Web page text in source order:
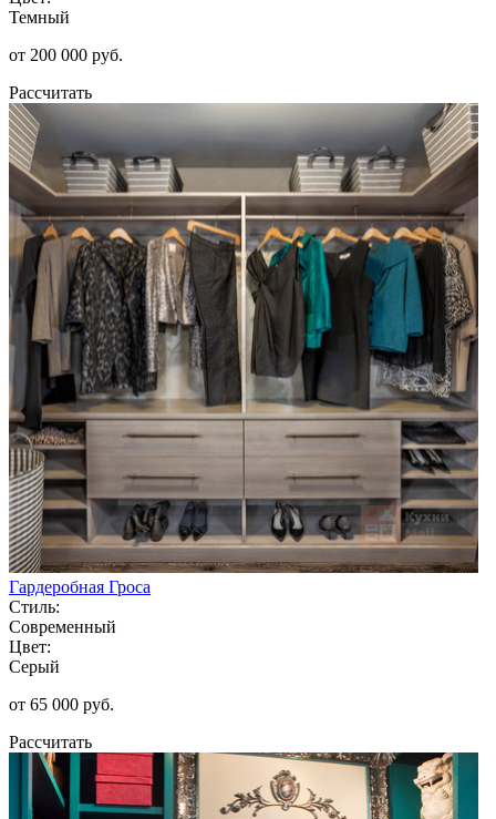
Темный
от 200 000 руб.
Рассчитать
Гардеробная Гроса
Стиль:
Современный
Цвет:
Серый
от 65 000 руб.
Рассчитать